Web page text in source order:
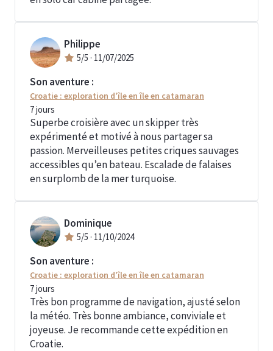
Philippe
5/5 · 11/07/2025
Son aventure :
Croatie : exploration d'île en île en catamaran
7jours
Superbe croisière avec un skipper très
expérimenté et motivé à nous partager sa
passion. Merveilleuses petites criques sauvages
accessibles qu’en bateau. Escalade de falaises
en surplomb de la mer turquoise.
Dominique
5/5 · 11/10/2024
Son aventure :
Croatie : exploration d'île en île en catamaran
7jours
Très bon programme de navigation, ajusté selon
la météo. Très bonne ambiance, conviviale et
joyeuse. Je recommande cette expédition en
Croatie.